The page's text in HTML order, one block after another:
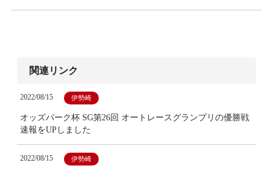
関連リンク
2022/08/15 伊勢崎
オッズパーク杯 SG第26回 オートレースグランプリの優勝戦
速報をUPしました
2022/08/15 伊勢崎